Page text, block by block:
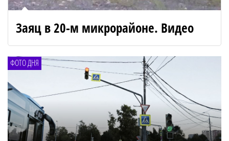
Заяц в 20-м микрорайоне. Видео
ФОТО ДНЯ